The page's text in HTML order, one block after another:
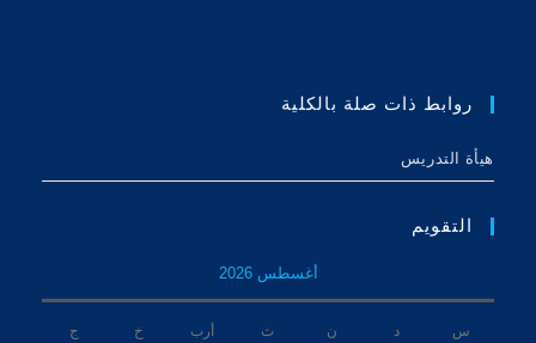
روابط ذات صلة بالكلية
هيأة التدريس
التقويم
أغسطس 2026
س د ن ث أرب خ ج